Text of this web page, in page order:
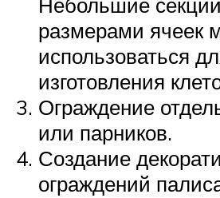
размерами ячеек
использоваться
изготовления
Ограждение
или парников.
Создание
ограждений